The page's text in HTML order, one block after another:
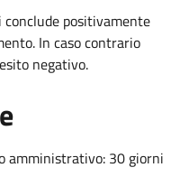
positivamente
In caso contrario
negativo.
amministrativo: 30 giorni